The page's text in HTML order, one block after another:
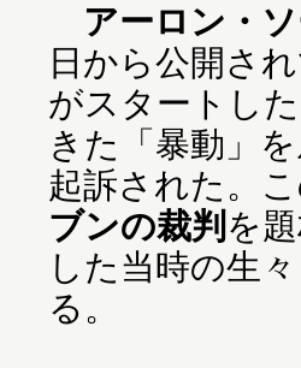
アーロン・
日から公開さ
がスタートし
きた「暴動」
起訴された。
ブンの裁判 を
した当時の生
る。